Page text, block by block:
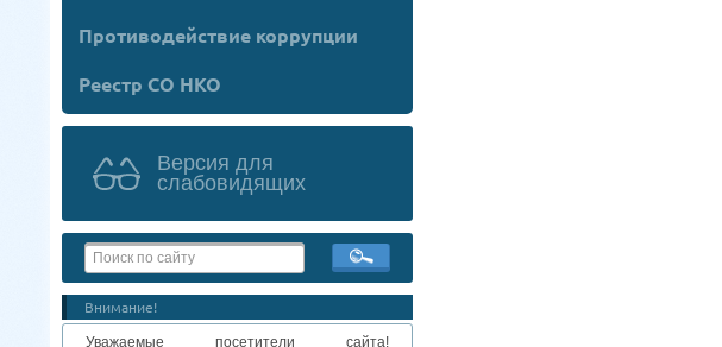
Противодействие коррупции
Реестр СО НКО
Версия для
слабовидящих
Внимание!
Уважаемые посетители сайта!